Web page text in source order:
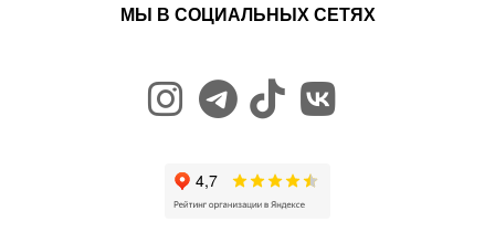
МЫ В СОЦИАЛЬНЫХ СЕТЯХ